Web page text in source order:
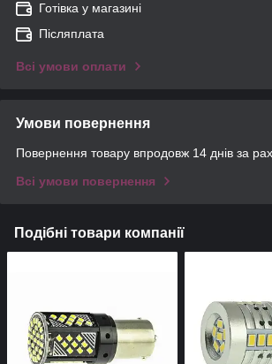
Готівка у магазині
Післяплата
Всі умови оплати
Умови повернення
Повернення товару впродовж 14 днів за
Всі умови повернення
Подібні товари компанії